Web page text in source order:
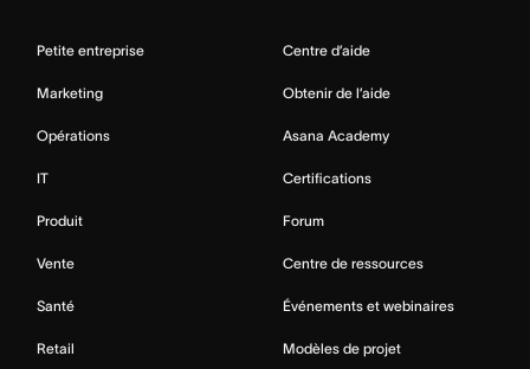
Petite entreprise
Marketing
Opérations
IT
Produit
Vente
Santé
Retail
Centre d’aide
Obtenir de l’aide
Asana Academy
Certifications
Forum
Centre de ressources
Événements et webinaires
Modèles de projet